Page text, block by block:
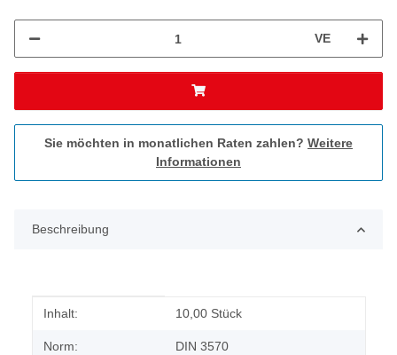
VE
Sie möchten in monatlichen Raten zahlen? Weitere
Informationen
Beschreibung
Produkteigenschaft
Wert
Inhalt: 10,00 Stück
Norm: DIN 3570